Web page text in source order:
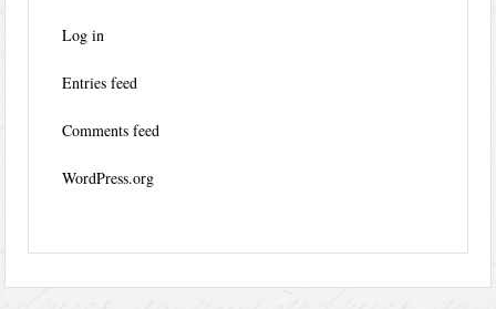
Log in
Entries feed
Comments feed
WordPress.org